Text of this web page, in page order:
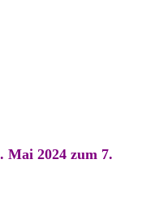
Mai 2024 zum 7.